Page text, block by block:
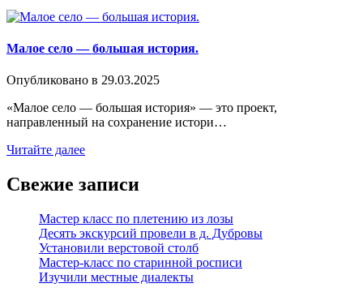
Малое село — большая история.
Опубликовано в 29.03.2025
«Малое село — большая история» — это проект,
направленный на сохранение истори…
Читайте далее
Свежие записи
Мастер класс по плетению из лозы
Десять экскурсий провели в д. Дубровы
Установили верстовой столб
Мастер-класс по старинной росписи
Изучили местные диалекты